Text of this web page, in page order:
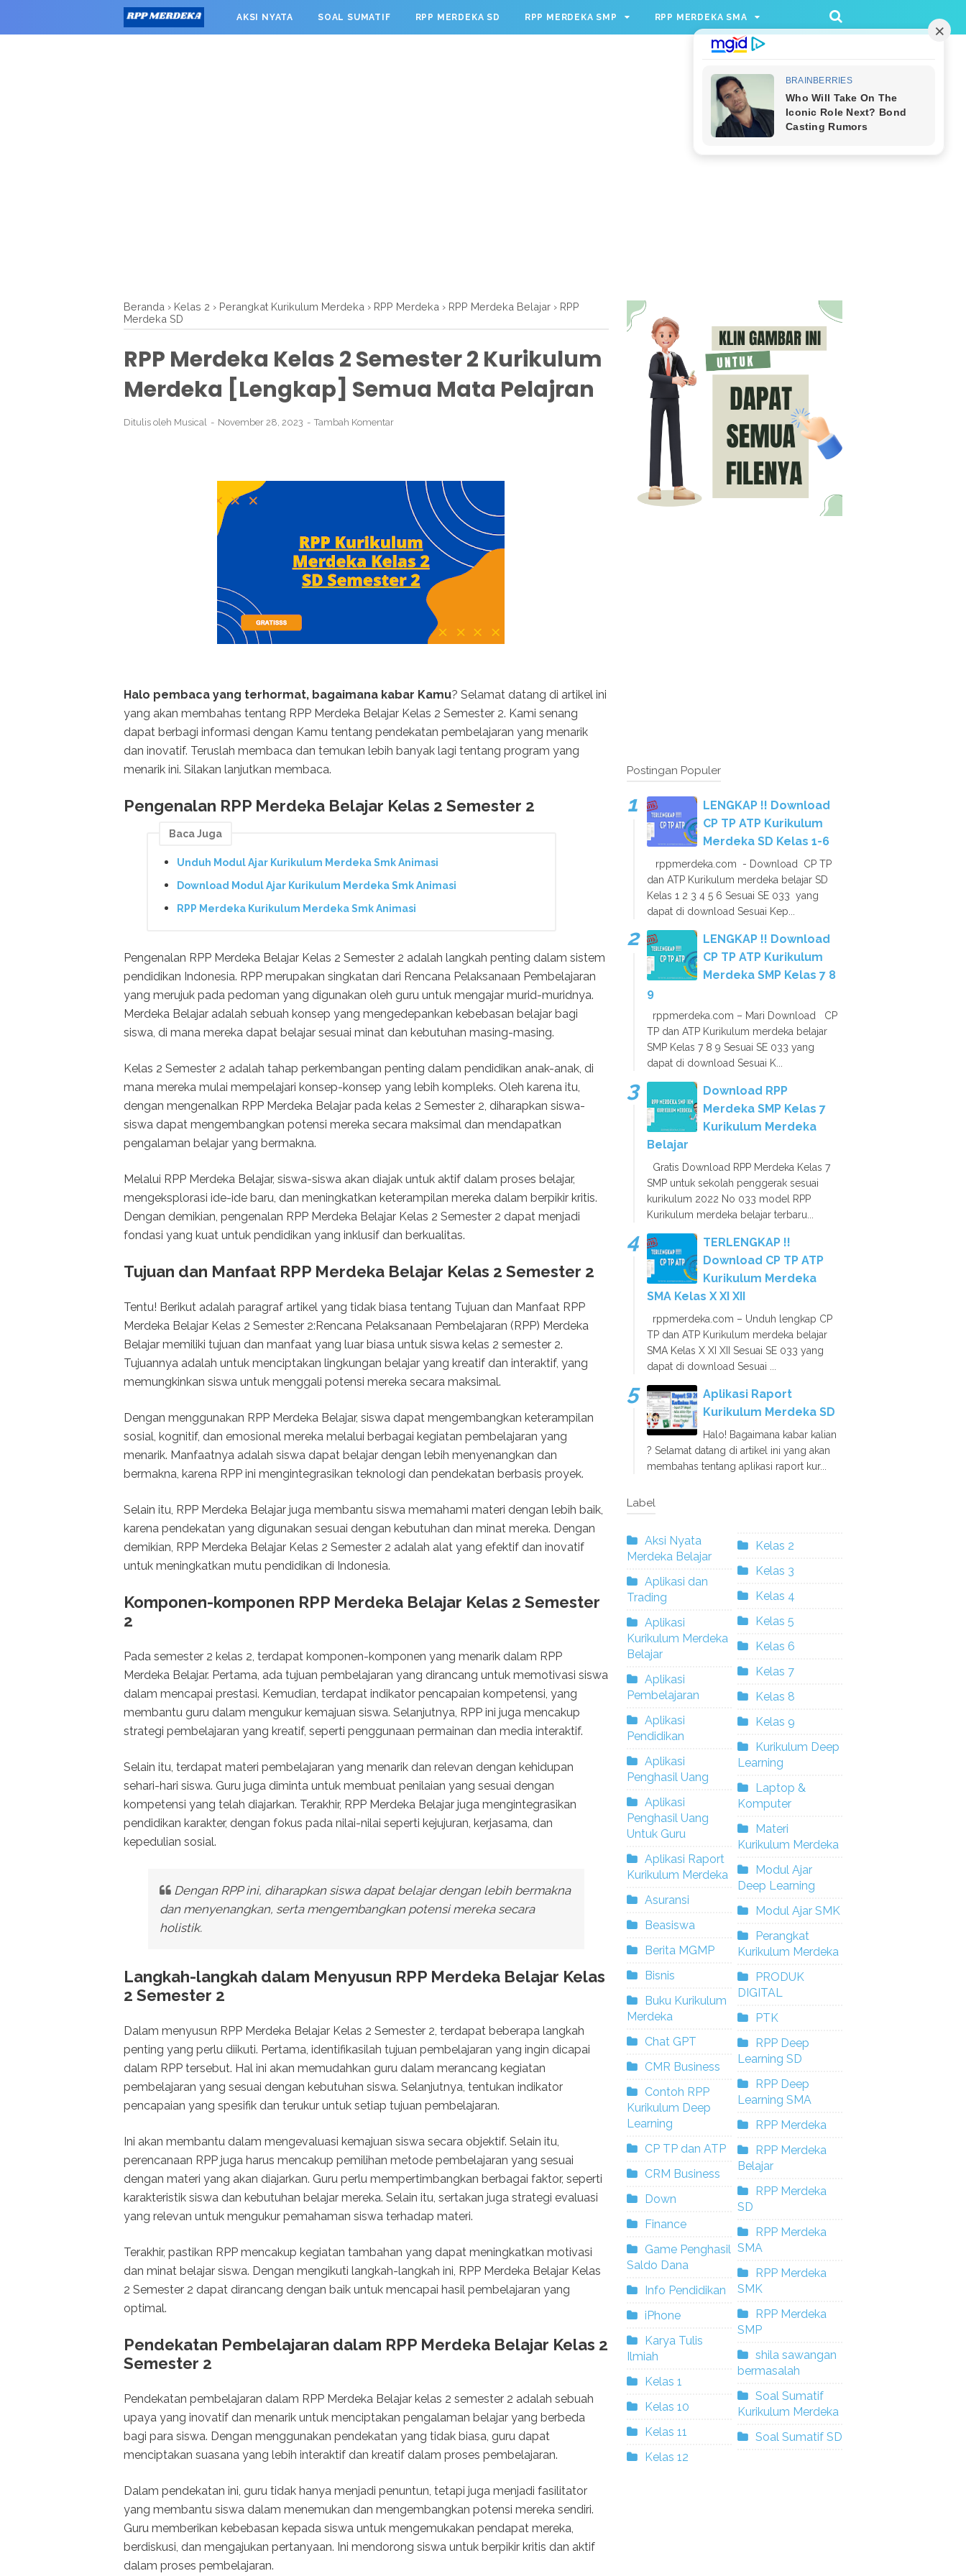
window.googletag = window.googletag || {cmd: []}; googletag.cmd.push(function() { googletag.defineSlot('/23209888932/rppmer', [336, 280], 'div-gpt-ad-1733174991559-
0').addService(googletag.pubads()); googletag.pubads().enableSingleRequest(); googletag.enableServices(); });
AKSI NYATA SOAL SUMATIF RPP MERDEKA SD RPP MERDEKA SMP RPP MERDEKA SMA
Beranda › Kelas 2 › Perangkat Kurikulum Merdeka › RPP Merdeka › RPP Merdeka Belajar › RPP
Merdeka SD
RPP Merdeka Kelas 2 Semester 2 Kurikulum
Merdeka [Lengkap] Semua Mata Pelajran
Ditulis oleh Musical November 28, 2023 Tambah Komentar
Halo pembaca yang terhormat, bagaimana kabar Kamu? Selamat datang di artikel ini
yang akan membahas tentang RPP Merdeka Belajar Kelas 2 Semester 2. Kami senang
dapat berbagi informasi dengan Kamu tentang pendekatan pembelajaran yang menarik
dan inovatif. Teruslah membaca dan temukan lebih banyak lagi tentang program yang
menarik ini. Silakan lanjutkan membaca.
Pengenalan RPP Merdeka Belajar Kelas 2 Semester 2
Baca Juga
Unduh Modul Ajar Kurikulum Merdeka Smk Animasi
Download Modul Ajar Kurikulum Merdeka Smk Animasi
RPP Merdeka Kurikulum Merdeka Smk Animasi
Pengenalan RPP Merdeka Belajar Kelas 2 Semester 2 adalah langkah penting dalam sistem
pendidikan Indonesia. RPP merupakan singkatan dari Rencana Pelaksanaan Pembelajaran
yang merujuk pada pedoman yang digunakan oleh guru untuk mengajar murid-muridnya.
Merdeka Belajar adalah sebuah konsep yang mengedepankan kebebasan belajar bagi
siswa, di mana mereka dapat belajar sesuai minat dan kebutuhan masing-masing.
Kelas 2 Semester 2 adalah tahap perkembangan penting dalam pendidikan anak-anak, di
mana mereka mulai mempelajari konsep-konsep yang lebih kompleks. Oleh karena itu,
dengan mengenalkan RPP Merdeka Belajar pada kelas 2 Semester 2, diharapkan siswa-
siswa dapat mengembangkan potensi mereka secara maksimal dan mendapatkan
pengalaman belajar yang bermakna.
Melalui RPP Merdeka Belajar, siswa-siswa akan diajak untuk aktif dalam proses belajar,
mengeksplorasi ide-ide baru, dan meningkatkan keterampilan mereka dalam berpikir kritis.
Dengan demikian, pengenalan RPP Merdeka Belajar Kelas 2 Semester 2 dapat menjadi
fondasi yang kuat untuk pendidikan yang inklusif dan berkualitas.
Tujuan dan Manfaat RPP Merdeka Belajar Kelas 2 Semester 2
Tentu! Berikut adalah paragraf artikel yang tidak biasa tentang Tujuan dan Manfaat RPP
Merdeka Belajar Kelas 2 Semester 2:Rencana Pelaksanaan Pembelajaran (RPP) Merdeka
Belajar memiliki tujuan dan manfaat yang luar biasa untuk siswa kelas 2 semester 2.
Tujuannya adalah untuk menciptakan lingkungan belajar yang kreatif dan interaktif, yang
memungkinkan siswa untuk menggali potensi mereka secara maksimal.
Dengan menggunakan RPP Merdeka Belajar, siswa dapat mengembangkan keterampilan
sosial, kognitif, dan emosional mereka melalui berbagai kegiatan pembelajaran yang
menarik. Manfaatnya adalah siswa dapat belajar dengan lebih menyenangkan dan
bermakna, karena RPP ini mengintegrasikan teknologi dan pendekatan berbasis proyek.
Selain itu, RPP Merdeka Belajar juga membantu siswa memahami materi dengan lebih baik,
karena pendekatan yang digunakan sesuai dengan kebutuhan dan minat mereka. Dengan
demikian, RPP Merdeka Belajar Kelas 2 Semester 2 adalah alat yang efektif dan inovatif
untuk meningkatkan mutu pendidikan di Indonesia.
Komponen-komponen RPP Merdeka Belajar Kelas 2 Semester
2
Pada semester 2 kelas 2, terdapat komponen-komponen yang menarik dalam RPP
Merdeka Belajar. Pertama, ada tujuan pembelajaran yang dirancang untuk memotivasi siswa
dalam mencapai prestasi. Kemudian, terdapat indikator pencapaian kompetensi, yang
membantu guru dalam mengukur kemajuan siswa. Selanjutnya, RPP ini juga mencakup
strategi pembelajaran yang kreatif, seperti penggunaan permainan dan media interaktif.
Selain itu, terdapat materi pembelajaran yang menarik dan relevan dengan kehidupan
sehari-hari siswa. Guru juga diminta untuk membuat penilaian yang sesuai dengan
kompetensi yang telah diajarkan. Terakhir, RPP Merdeka Belajar juga mengintegrasikan
pendidikan karakter, dengan fokus pada nilai-nilai seperti kejujuran, kerjasama, dan
kepedulian sosial.
Dengan RPP ini, diharapkan siswa dapat belajar dengan lebih bermakna
dan menyenangkan, serta mengembangkan potensi mereka secara
holistik.
Langkah-langkah dalam Menyusun RPP Merdeka Belajar Kelas
2 Semester 2
Dalam menyusun RPP Merdeka Belajar Kelas 2 Semester 2, terdapat beberapa langkah
penting yang perlu diikuti. Pertama, identifikasilah tujuan pembelajaran yang ingin dicapai
dalam RPP tersebut. Hal ini akan memudahkan guru dalam merancang kegiatan
pembelajaran yang sesuai dengan kebutuhan siswa. Selanjutnya, tentukan indikator
pencapaian yang spesifik dan terukur untuk setiap tujuan pembelajaran.
Ini akan membantu dalam mengevaluasi kemajuan siswa secara objektif. Selain itu,
perencanaan RPP juga harus mencakup pemilihan metode pembelajaran yang sesuai
dengan materi yang akan diajarkan. Guru perlu mempertimbangkan berbagai faktor, seperti
karakteristik siswa dan kebutuhan belajar mereka. Selain itu, sertakan juga strategi evaluasi
yang relevan untuk mengukur pemahaman siswa terhadap materi.
Terakhir, pastikan RPP mencakup kegiatan tambahan yang dapat meningkatkan motivasi
dan minat belajar siswa. Dengan mengikuti langkah-langkah ini, RPP Merdeka Belajar Kelas
2 Semester 2 dapat dirancang dengan baik untuk mencapai hasil pembelajaran yang
optimal.
Pendekatan Pembelajaran dalam RPP Merdeka Belajar Kelas 2
Semester 2
Pendekatan pembelajaran dalam RPP Merdeka Belajar kelas 2 semester 2 adalah sebuah
upaya yang inovatif dan menarik untuk menciptakan pengalaman belajar yang berbeda
bagi para siswa. Dengan menggunakan pendekatan yang tidak biasa, guru dapat
menciptakan suasana yang lebih interaktif dan kreatif dalam proses pembelajaran.
Dalam pendekatan ini, guru tidak hanya menjadi penuntun, tetapi juga menjadi fasilitator
yang membantu siswa dalam menemukan dan mengembangkan potensi mereka sendiri.
Guru memberikan kebebasan kepada siswa untuk mengemukakan pendapat mereka,
berdiskusi, dan mengajukan pertanyaan. Ini mendorong siswa untuk berpikir kritis dan aktif
dalam proses pembelajaran.
Postingan Populer
LENGKAP !! Download
CP TP ATP Kurikulum
Merdeka SD Kelas 1-6
rppmerdeka.com - Download CP TP
dan ATP Kurikulum merdeka belajar SD
Kelas 1 2 3 4 5 6 Sesuai SE 033 yang
dapat di download Sesuai Kep...
LENGKAP !! Download
CP TP ATP Kurikulum
Merdeka SMP Kelas 7 8
9
rppmerdeka.com – Mari Download CP
TP dan ATP Kurikulum merdeka belajar
SMP Kelas 7 8 9 Sesuai SE 033 yang
dapat di download Sesuai K...
Download RPP
Merdeka SMP Kelas 7
Kurikulum Merdeka
Belajar
Gratis Download RPP Merdeka Kelas 7
SMP untuk sekolah penggerak sesuai
kurikulum 2022 No 033 model RPP
Kurikulum merdeka belajar terbaru...
TERLENGKAP !!
Download CP TP ATP
Kurikulum Merdeka
SMA Kelas X XI XII
rppmerdeka.com – Unduh lengkap CP
TP dan ATP Kurikulum merdeka belajar
SMA Kelas X XI XII Sesuai SE 033 yang
dapat di download Sesuai ...
Aplikasi Raport
Kurikulum Merdeka SD
Halo! Bagaimana kabar kalian
? Selamat datang di artikel ini yang akan
membahas tentang aplikasi raport kur...
Label
Aksi Nyata
Merdeka Belajar
Aplikasi dan
Trading
Aplikasi
Kurikulum Merdeka
Belajar
Aplikasi
Pembelajaran
Aplikasi
Pendidikan
Aplikasi
Penghasil Uang
Aplikasi
Penghasil Uang
Untuk Guru
Aplikasi Raport
Kurikulum Merdeka
Asuransi
Beasiswa
Berita MGMP
Bisnis
Buku Kurikulum
Merdeka
Chat GPT
CMR Business
Contoh RPP
Kurikulum Deep
Learning
CP TP dan ATP
CRM Business
Down
Finance
Game Penghasil
Saldo Dana
Info Pendidikan
iPhone
Karya Tulis
Ilmiah
Kelas 1
Kelas 10
Kelas 11
Kelas 12
Kelas 2
Kelas 3
Kelas 4
Kelas 5
Kelas 6
Kelas 7
Kelas 8
Kelas 9
Kurikulum Deep
Learning
Laptop &
Komputer
Materi
Kurikulum Merdeka
Modul Ajar
Deep Learning
Modul Ajar SMK
Perangkat
Kurikulum Merdeka
PRODUK
DIGITAL
PTK
RPP Deep
Learning SD
RPP Deep
Learning SMA
RPP Merdeka
RPP Merdeka
Belajar
RPP Merdeka
SD
RPP Merdeka
SMA
RPP Merdeka
SMK
RPP Merdeka
SMP
shila sawangan
bermasalah
Soal Sumatif
Kurikulum Merdeka
Soal Sumatif SD